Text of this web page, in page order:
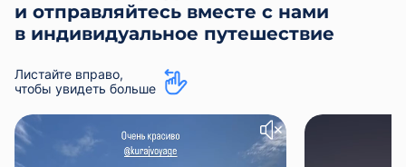
и отправляйтесь вместе с нами
в индивидуальное путешествие
Листайте вправо,
чтобы увидеть больше